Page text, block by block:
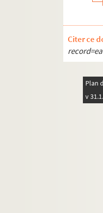
Citer ce
Plan
v